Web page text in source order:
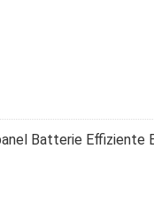
Batterie Effiziente